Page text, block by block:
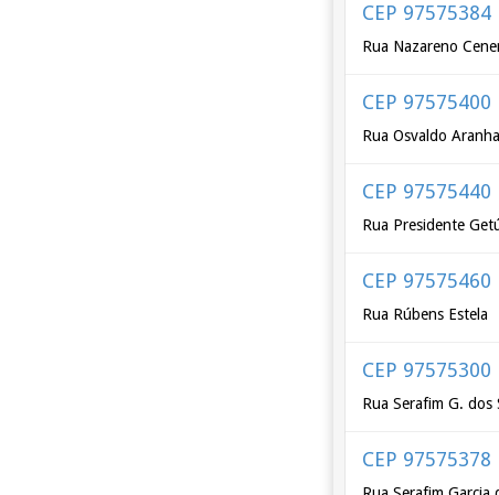
CEP 97575384
Rua Nazareno
CEP 97575400
Rua Osvaldo Aranha
CEP 97575440
Rua Presidente
CEP 97575460
Rua Rúbens Estela
CEP 97575300
Rua Serafim G. dos
CEP 97575378